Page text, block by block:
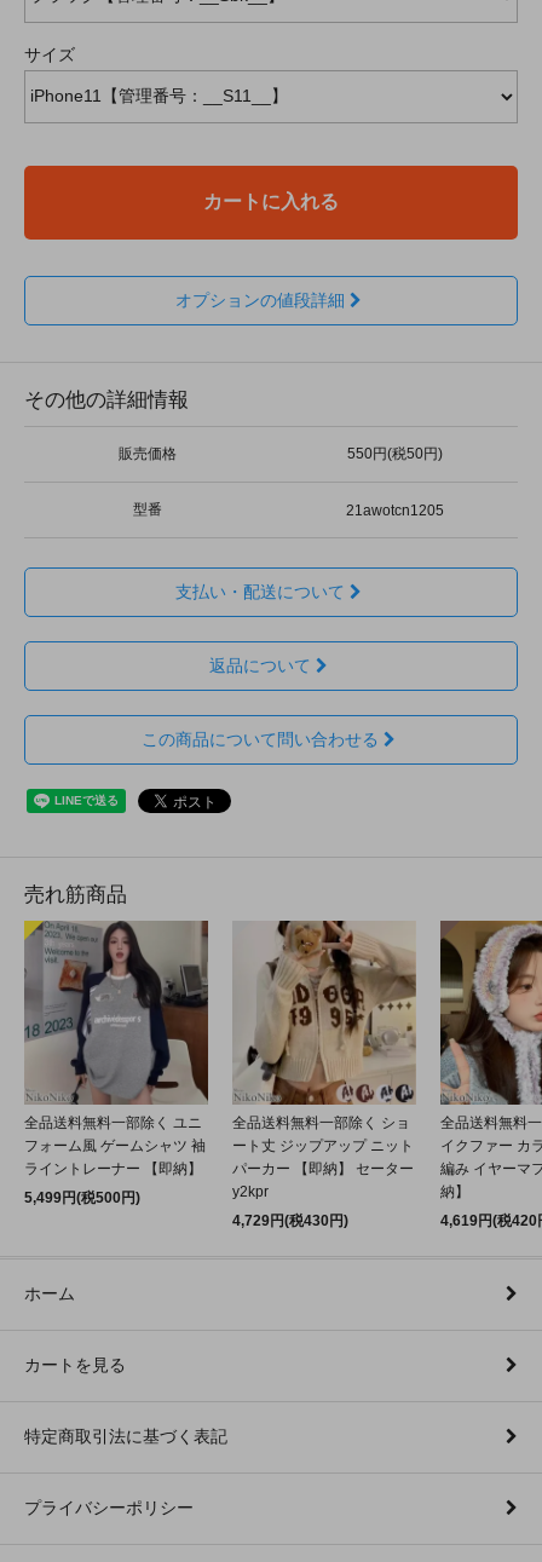
サイズ
カートに入れる
オプションの値段詳細
その他の詳細情報
販売価格 550円(税50円)
型番 21awotcn1205
支払い・配送について
返品について
この商品について問い合わせる
売れ筋商品
全品送料無料一部除く ユニ
フォーム風 ゲームシャツ 袖
ライントレーナー 【即納】
5,499円(税500円)
全品送料無料一部除く ショ
ート丈 ジップアップ ニット
パーカー 【即納】 セーター
y2kpr
4,729円(税430円)
全品送料無料
イクファー カ
編み イヤーマ
納】
4,619円(税420
ホーム
カートを見る
特定商取引法に基づく表記
プライバシーポリシー